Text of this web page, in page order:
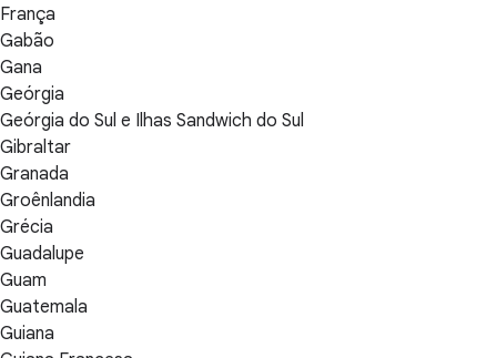
França
Gabão
Gana
Geórgia
Geórgia do Sul e Ilhas Sandwich do Sul
Gibraltar
Granada
Groênlandia
Grécia
Guadalupe
Guam
Guatemala
Guiana